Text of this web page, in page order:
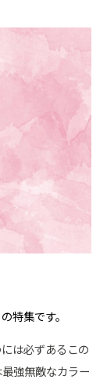
特集です。
は必ずあるこの
強無敵なカラー